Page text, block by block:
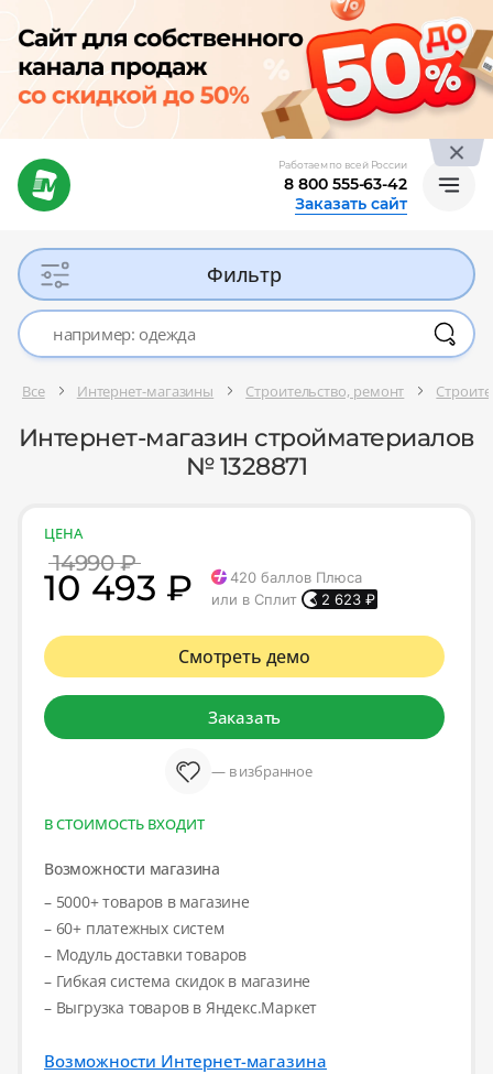
Работаем по всей России
8 800 555-63-42
Заказать сайт
Фильтр
Все Интернет-магазины Строительство, ремонт
Интернет-магазин стройматериалов
№ 1328871
ЦЕНА
14990 ₽
10 493 ₽ 420баллов Плюса
или в Сплит
2 623₽
Смотреть демо
Заказать
— в избранное
В СТОИМОСТЬ ВХОДИТ
Возможности магазина
– 5000+ товаров в магазине
– 60+ платежных систем
– Модуль доставки товаров
– Гибкая система скидок в магазине
– Выгрузка товаров в Яндекс.Маркет
Возможности Интернет-магазина